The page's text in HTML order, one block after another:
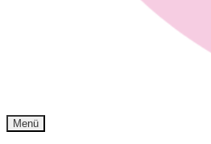
Sound Closet
Menü